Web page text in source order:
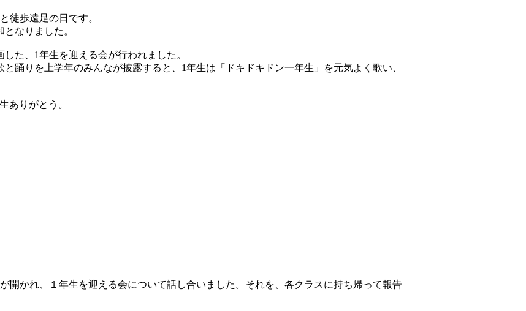
徒歩遠足の日です。
なりました。
た、1年生を迎える会が行われました。
踊りを上学年のみんなが披露すると、1年生は「ドキドキドン一年生」を元気よく歌い、
ありがとう。
開かれ、１年生を迎える会について話し合いました。それを、各クラスに持ち帰って報告